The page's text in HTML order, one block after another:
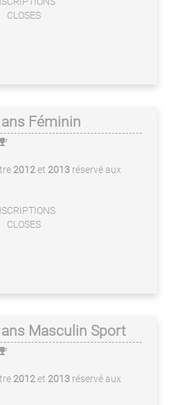
CLOSES
Féminin
2012et 2013 réservé aux
CLOSES
Masculin Sport
2012et 2013 réservé aux